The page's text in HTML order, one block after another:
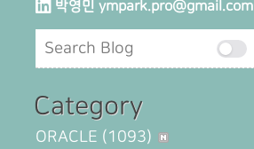
박영민 ympark.pro@gmail.com
Category
ORACLE (1093)